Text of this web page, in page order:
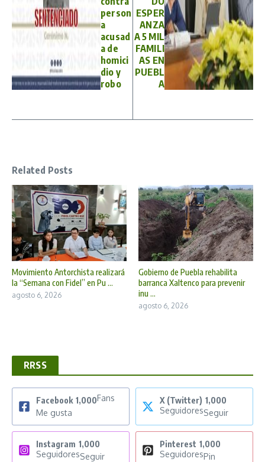
person
a
acusad
a de
homici
dio y
robo
ESPER
ANZA
A 5 MIL
FAMILI
AS EN
PUEBL
A
Related Posts
Movimiento Antorchista realizará
la “Semana con Fidel” en Pu ...
agosto 6, 2026
Gobierno de Puebla rehabilita
barranca Xaltenco para prevenir
inu ...
agosto 6, 2026
RRSS
Facebook 1,000Fans
Me gusta
X (Twitter) 1,000
SeguidoresSeguir
Instagram 1,000
SeguidoresSeguir
Pinterest 1,000
SeguidoresPin